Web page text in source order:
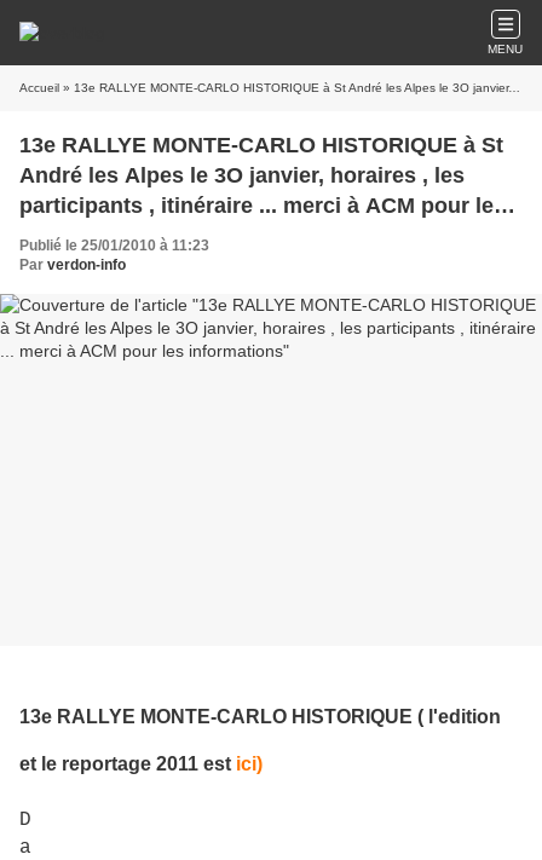
MENU
Accueil » 13e RALLYE MONTE-CARLO HISTORIQUE à St André les Alpes le 3O janvier, horaires , les participants , itinéraire ... merci à ACM pour les informations
13e RALLYE MONTE-CARLO HISTORIQUE à St
André les Alpes le 3O janvier, horaires , les
participants , itinéraire ... merci à ACM pour les
informations
Publié le 25/01/2010 à 11:23
Par verdon-info
13e RALLYE MONTE-CARLO HISTORIQUE ( l'edition
et le reportage 2011 est ici)
D
a